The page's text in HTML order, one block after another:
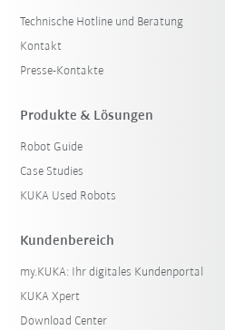
Technische Hotline und Beratung
Kontakt
Presse-Kontakte
Produkte & Lösungen
Robot Guide
Case Studies
KUKA Used Robots
Kundenbereich
my.KUKA: Ihr digitales Kundenportal
KUKA Xpert
Download Center